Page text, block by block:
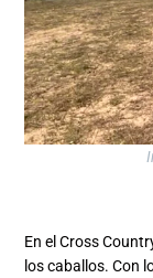
En el Cross
los caballos. Con